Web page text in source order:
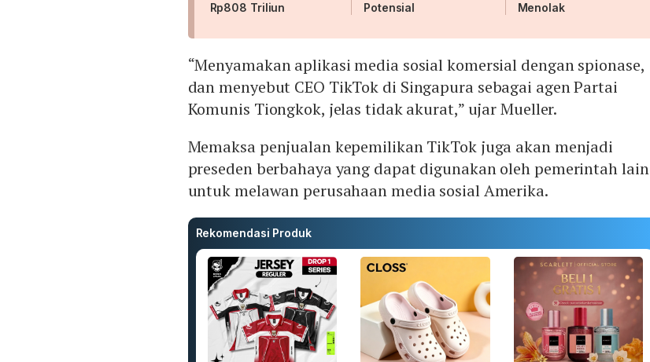
Rp808 Triliun
Potensial
Menolak
“Menyamakan aplikasi media sosial komersial dengan spionase,
dan menyebut CEO TikTok di Singapura sebagai agen Partai
Komunis Tiongkok, jelas tidak akurat,” ujar Mueller.
Memaksa penjualan kepemilikan TikTok juga akan menjadi
preseden berbahaya yang dapat digunakan oleh pemerintah lain
untuk melawan perusahaan media sosial Amerika.
Rekomendasi Produk